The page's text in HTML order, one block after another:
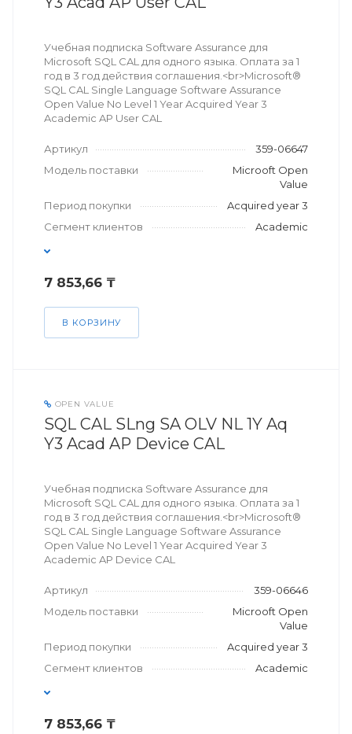
Учебная подписка Software Assurance для
Microsoft SQL CAL для одного языка. Оплата за 1
год в 3 год действия соглашения.<br>Microsoft®
SQL CAL Single Language Software Assurance
Open Value No Level 1 Year Acquired Year 3
Academic AP User CAL
Артикул
359-06647
Модель поставки
Microoft Open
Value
Период покупки
Acquired year 3
Сегмент клиентов
Academic
7 853,66 ₸
В КОРЗИНУ
OPEN VALUE
SQL CAL SLng SA OLV NL 1Y Aq
Y3 Acad AP Device CAL
Учебная подписка Software Assurance для
Microsoft SQL CAL для одного языка. Оплата за 1
год в 3 год действия соглашения.<br>Microsoft®
SQL CAL Single Language Software Assurance
Open Value No Level 1 Year Acquired Year 3
Academic AP Device CAL
Артикул
359-06646
Модель поставки
Microoft Open
Value
Период покупки
Acquired year 3
Сегмент клиентов
Academic
7 853,66 ₸